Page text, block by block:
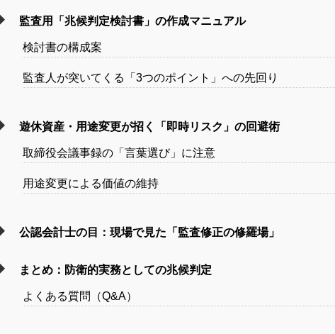
監査用「兆候判定検討書」の作成マニュアル
検討書の構成案
監査人が突いてくる「3つのポイント」への先回り
遊休資産・用途変更が招く「即時リスク」の回避術
取締役会議事録の「言葉選び」に注意
用途変更による価値の維持
公認会計士の目：現場で見た「監査修正の修羅場」
まとめ：防衛的実務としての兆候判定
よくある質問（Q&A）